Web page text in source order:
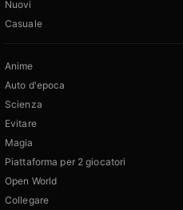
Nuovi
Casuale
Anime
Auto d'epoca
Scienza
Evitare
Magia
Piattaforma per 2 giocatori
Open World
Collegare